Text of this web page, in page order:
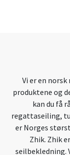
Vi er en
produktene og
kan du få
regattaseiling,
er Norges
Zhik. Zhik
seilbekledning.